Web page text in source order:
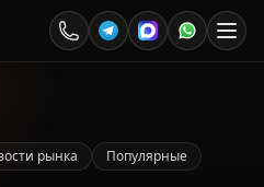
рынка Популярные